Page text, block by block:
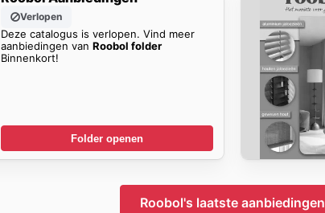
Verlopen
Deze catalogus is verlopen. Vind meer
aanbiedingen van Roobol folder
Binnenkort!
Folder openen
Roobol's laatste aanbiedingen